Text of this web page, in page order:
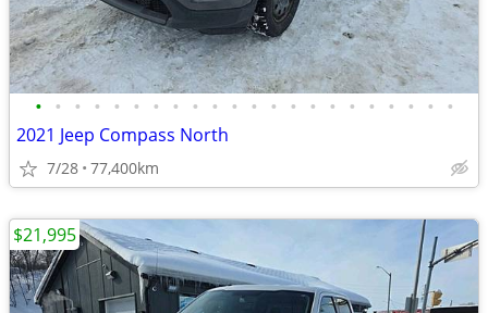
• • • • • • • • • • • • • • • • • • • • • •
2021 Jeep Compass North
7/28 77,400km
$21,995